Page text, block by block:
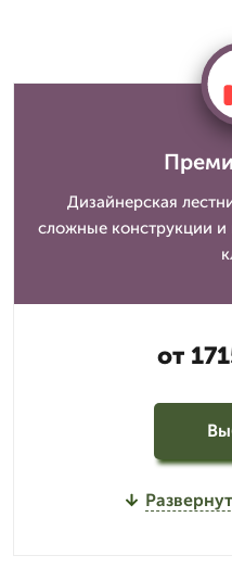
Дизайнерская
сложные конструкции и
от